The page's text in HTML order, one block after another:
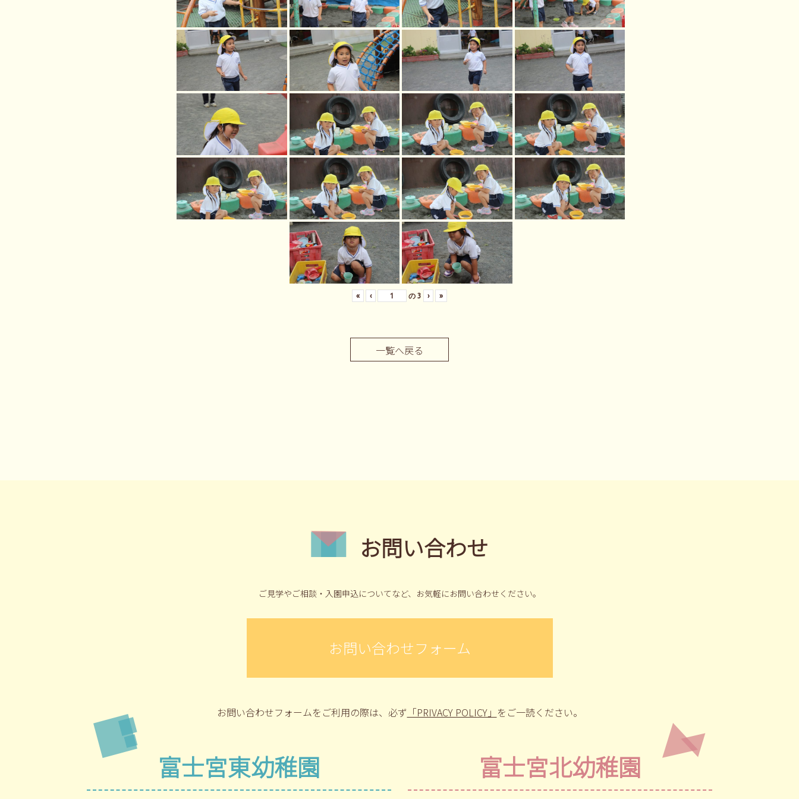
« ‹ の 3 › »
一覧へ戻る
お問い合わせ
ご見学やご相談・入園申込についてなど、 お気軽にお問い合わせください。
お問い合わせフォーム
お問い合わせフォームをご利用の際は、 必ず 「PRIVACY POLICY」 をご一読ください。
富士宮東幼稚園 富士宮北幼稚園